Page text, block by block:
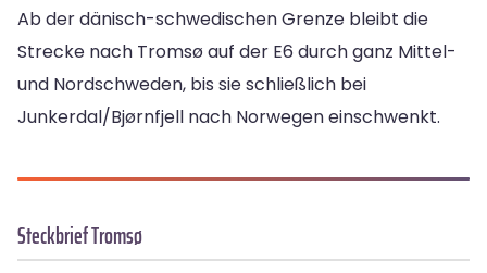
Ab der dänisch-schwedischen Grenze bleibt die
Strecke nach Tromsø auf der E6 durch ganz Mittel-
und Nordschweden, bis sie schließlich bei
Junkerdal/Bjørnfjell nach Norwegen einschwenkt.
Steckbrief Tromsø